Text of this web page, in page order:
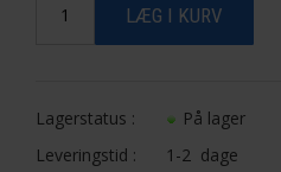
Lagerstatus :
På lager
Leveringstid :
1-2 dage